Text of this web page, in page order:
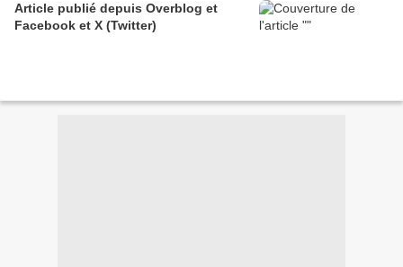
Article publié depuis Overblog et
Facebook et X (Twitter)